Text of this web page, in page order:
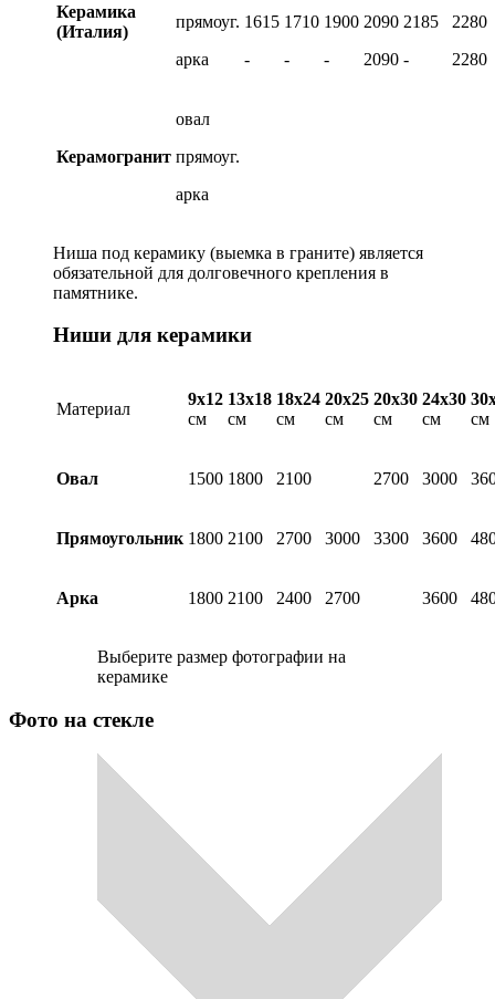
Керамика
(Италия)
прямоуг.
арка
1615
-
1710
-
1900
-
2090
2090
2185
-
2280
2280
Керамогранит
овал
прямоуг.
арка
Ниша под керамику (выемка в граните) является
обязательной для долговечного крепления в
памятнике.
Ниши для керамики
Материал
9х12
см
13х18
см
18х24
см
20х25
см
20х30
см
24х30
см
см
Овал 1500 1800 2100 2700 3000
Прямоугольник 1800 2100 2700 3000 3300 3600
Арка 1800 2100 2400 2700 3600
Выберите размер фотографии на
керамике
Фото на стекле